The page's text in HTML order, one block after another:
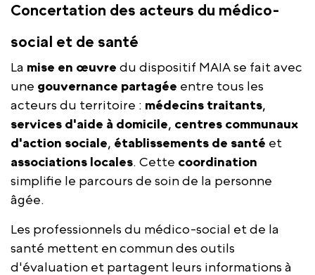
Concertation des acteurs du médico-
social et de santé
La mise en œuvre du dispositif MAIA se fait avec
une gouvernance partagée entre tous les
acteurs du territoire : médecins traitants,
services d'aide à domicile, centres communaux
d'action sociale, établissements de santé et
associations locales. Cette coordination
simplifie le parcours de soin de la personne
âgée.
Les professionnels du médico-social et de la
santé mettent en commun des outils
d'évaluation et partagent leurs informations à